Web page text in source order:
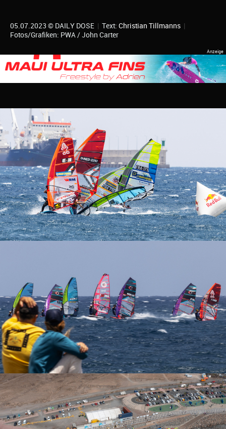
05.07.2023 © DAILY DOSE | Text: Christian Tillmanns |
Fotos/Grafiken: PWA / John Carter